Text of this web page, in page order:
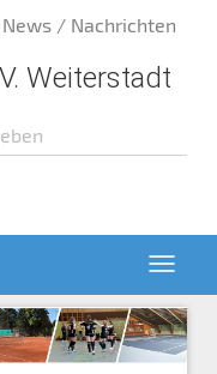
News / Nachrichten
Weiterstadt